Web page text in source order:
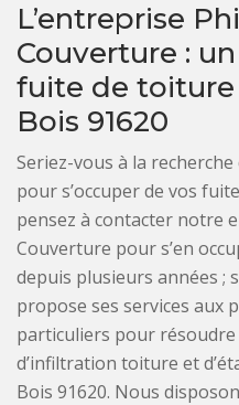
L’entreprise
Couverture :
fuite de toiture
Bois 91620
Seriez-vous à la
pour s’occuper de vos
pensez à contacter notre
Couverture pour s’en
depuis plusieurs années ;
propose ses services aux
particuliers pour
d’infiltration toiture et
Bois 91620. Nous